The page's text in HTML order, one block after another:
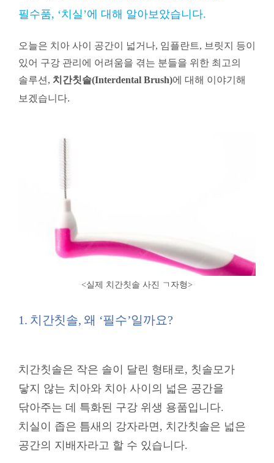
필수품, ‘치실’에 대해 알아보았습니다.
오늘은 치아 사이 공간이 넓거나, 임플란트, 브릿지 등이
있어 구강 관리에 어려움을 겪는 분들을 위한 최고의
솔루션, 치간칫솔(Interdental Brush)에 대해 이야기해
보겠습니다.
<실제 치간칫솔 사진 ㄱ자형>
1. 치간칫솔, 왜 ‘필수’일까요?
치간칫솔은 작은 솔이 달린 형태로, 칫솔모가
닿지 않는 치아와 치아 사이의 넓은 공간을
닦아주는 데 특화된 구강 위생 용품입니다.
치실이 좁은 틈새의 강자라면, 치간칫솔은 넓은
공간의 지배자라고 할 수 있습니다.